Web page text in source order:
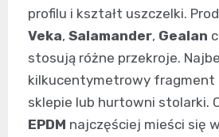
profilu i kształt uszczelki.
Veka, Salamander, Gealan
stosują różne przekroje.
kilkucentymetrowy fragment
sklepie lub hurtowni stolarki.
EPDM najczęściej mieści się